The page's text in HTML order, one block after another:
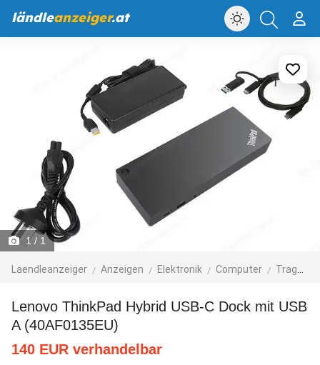
ländleanzeiger.at
1/ 1
Laendleanzeiger Anzeigen Elektronik Computer Tragbare Computer
Lenovo ThinkPad Hybrid USB-C Dock mit USB
A (40AF0135EU)
140 EUR verhandelbar